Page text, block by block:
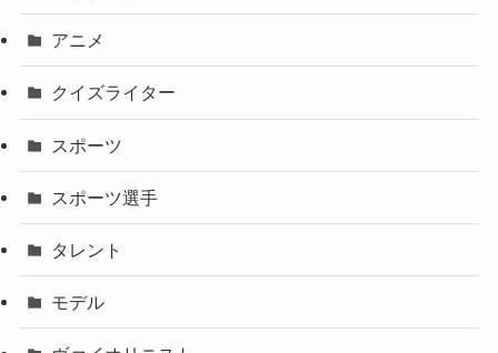
アニメ
クイズライター
スポーツ
スポーツ選手
タレント
モデル